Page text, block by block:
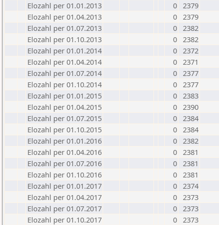
Elozahl per 01.01.2013
0 2379
Elozahl per 01.04.2013
0 2379
Elozahl per 01.07.2013
0 2382
Elozahl per 01.10.2013
0 2382
Elozahl per 01.01.2014
0 2372
Elozahl per 01.04.2014
0 2371
Elozahl per 01.07.2014
0 2377
Elozahl per 01.10.2014
0 2377
Elozahl per 01.01.2015
0 2383
Elozahl per 01.04.2015
0 2390
Elozahl per 01.07.2015
0 2384
Elozahl per 01.10.2015
0 2384
Elozahl per 01.01.2016
0 2382
Elozahl per 01.04.2016
0 2381
Elozahl per 01.07.2016
0 2381
Elozahl per 01.10.2016
0 2381
Elozahl per 01.01.2017
0 2374
Elozahl per 01.04.2017
0 2373
Elozahl per 01.07.2017
0 2373
Elozahl per 01.10.2017
0 2373